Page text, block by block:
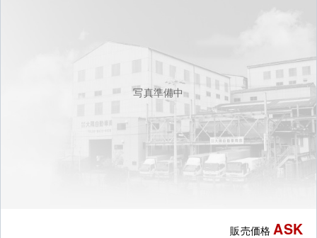
写真準備中
販売価格 ASK